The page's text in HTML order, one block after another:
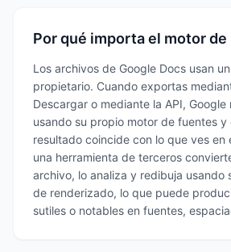
Por qué importa el motor
Los archivos de Google Docs usan
propietario. Cuando exportas
Descargar o mediante la API, Google
usando su propio motor de fuentes y
resultado coincide con lo que ves en
una herramienta de terceros
archivo, lo analiza y redibuja usando
de renderizado, lo que puede
sutiles o notables en fuentes,